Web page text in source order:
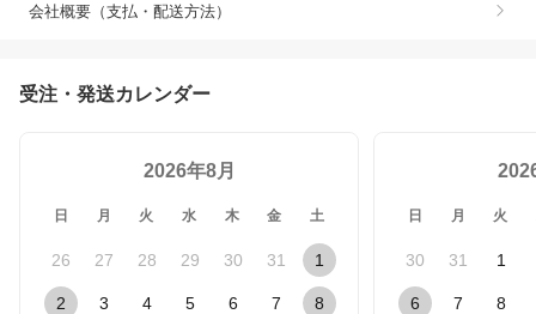
会社概要（支払・配送方法）
受注・発送カレンダー
2026年8月
日 月 火 水 木 金 土
26 27 28 29 30 31 1
2 3 4 5 6 7 8
日 月 火
30 31 1
6 7 8